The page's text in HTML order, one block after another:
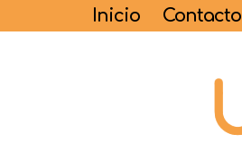
Inicio Contacto